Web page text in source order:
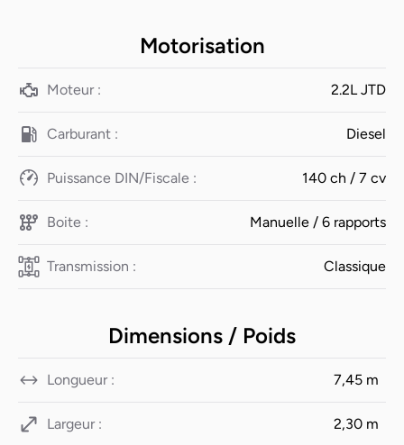
Motorisation
Moteur : 2.2L JTD
Carburant : Diesel
Puissance DIN/Fiscale : 140 ch / 7 cv
Boite : Manuelle / 6 rapports
Transmission : Classique
Dimensions / Poids
Longueur : 7,45 m
Largeur : 2,30 m